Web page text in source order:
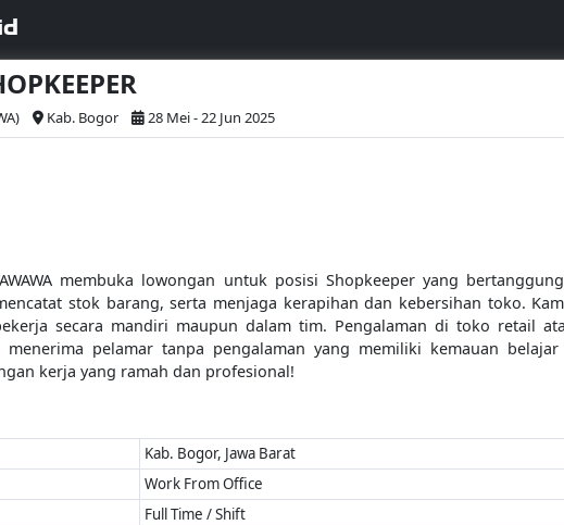
Kab. Bogor 28 Mei - 22 Jun 2025
membuka lowongan untuk posisi Shopkeeper yang
stok barang, serta menjaga kerapihan dan kebersihan toko.
secara mandiri maupun dalam tim. Pengalaman di toko retail
pelamar tanpa pengalaman yang memiliki kemauan
kerja yang ramah dan profesional!
Kab. Bogor, Jawa Barat
Work From Office
Full Time / Shift